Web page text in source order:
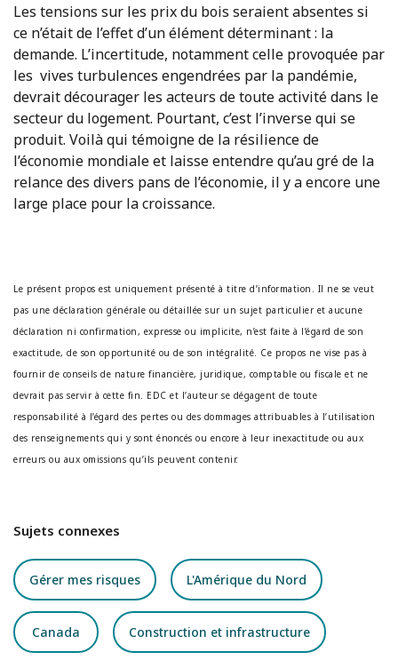
Les tensions sur les prix du bois seraient absentes si
ce n’était de l’effet d’un élément déterminant : la
demande. L’incertitude, notamment celle provoquée par
les vives turbulences engendrées par la pandémie,
devrait décourager les acteurs de toute activité dans le
secteur du logement. Pourtant, c’est l’inverse qui se
produit. Voilà qui témoigne de la résilience de
l’économie mondiale et laisse entendre qu’au gré de la
relance des divers pans de l’économie, il y a encore une
large place pour la croissance.
Le présent propos est uniquement présenté à titre d’information. Il ne se veut
pas une déclaration générale ou détaillée sur un sujet particulier et aucune
déclaration ni confirmation, expresse ou implicite, n’est faite à l’égard de son
exactitude, de son opportunité ou de son intégralité. Ce propos ne vise pas à
fournir de conseils de nature financière, juridique, comptable ou fiscale et ne
devrait pas servir à cette fin. EDC et l’auteur se dégagent de toute
responsabilité à l’égard des pertes ou des dommages attribuables à l’utilisation
des renseignements qui y sont énoncés ou encore à leur inexactitude ou aux
erreurs ou aux omissions qu’ils peuvent contenir.
Sujets connexes
Gérer mes risques L'Amérique du Nord
Canada Construction et infrastructure